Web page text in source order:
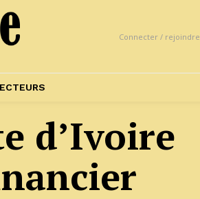
Connecter / rejoindre
d’Ivoire